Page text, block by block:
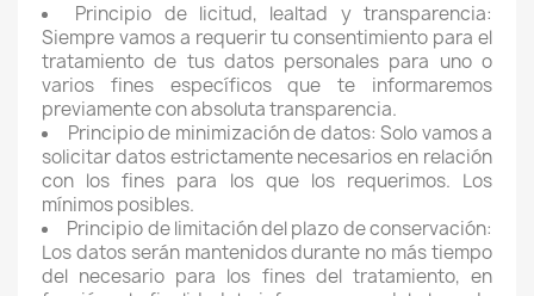
Principio de licitud, lealtad y transparencia:
Siempre vamos a requerir tu consentimiento para el
tratamiento de tus datos personales para uno o
varios fines específicos que te informaremos
previamente con absoluta transparencia.
Principio de minimización de datos: Solo vamos a
solicitar datos estrictamente necesarios en relación
con los fines para los que los requerimos. Los
mínimos posibles.
Principio de limitación del plazo de conservación:
Los datos serán mantenidos durante no más tiempo
del necesario para los fines del tratamiento, en